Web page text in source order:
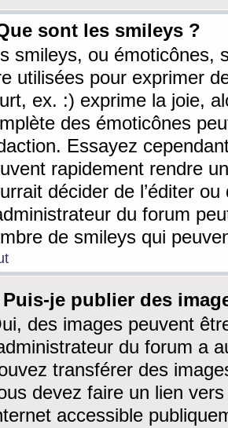
sont les smileys ?
smileys, ou émoticônes,
utilisées pour exprimer
ex. :) exprime la joie,
des émoticônes
Essayez
rapidement rendre
décider de l’éditer
du forum
de smileys qui
Puis-je publier des
des images peuvent
du forum a
transférer des
devez faire un lien
accessible